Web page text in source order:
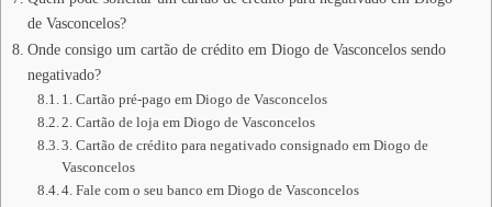
de Vasconcelos?
Onde consigo um cartão de crédito em Diogo de Vasconcelos sendo
negativado?
1. Cartão pré-pago em Diogo de Vasconcelos
2. Cartão de loja em Diogo de Vasconcelos
3. Cartão de crédito para negativado consignado em Diogo de
Vasconcelos
4. Fale com o seu banco em Diogo de Vasconcelos